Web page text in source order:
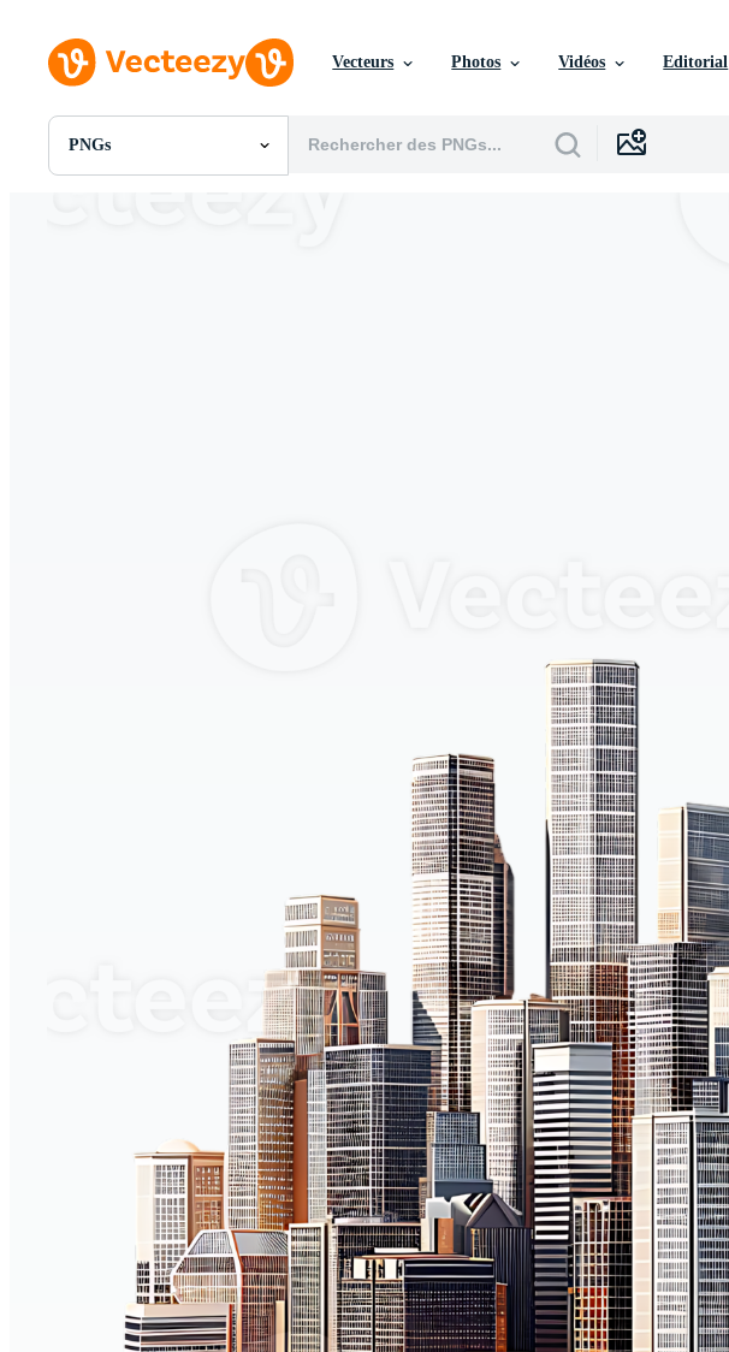
Vecteurs Photos Vidéos Editorial
PNGs
Toutes Images